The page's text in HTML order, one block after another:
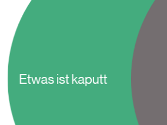
Etwas ist kaputt